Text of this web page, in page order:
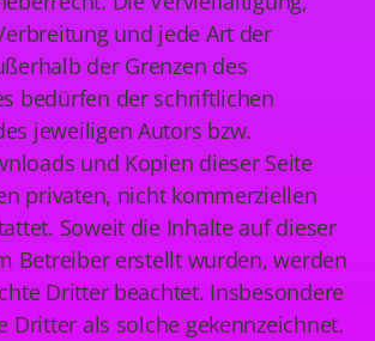
und jede Art der
der Grenzen des
bedürfen der schriftlichen
jeweiligen Autors bzw.
und Kopien dieser Seite
privaten, nicht kommerziellen
Soweit die Inhalte auf dieser
Betreiber erstellt wurden, werden
Dritter beachtet. Insbesondere
Dritter als solche gekennzeichnet.